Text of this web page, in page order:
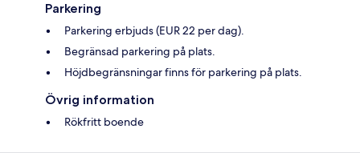
Parkering
Parkering erbjuds (EUR 22 per dag).
Begränsad parkering på plats.
Höjdbegränsningar finns för parkering på plats.
Övrig information
Rökfritt boende